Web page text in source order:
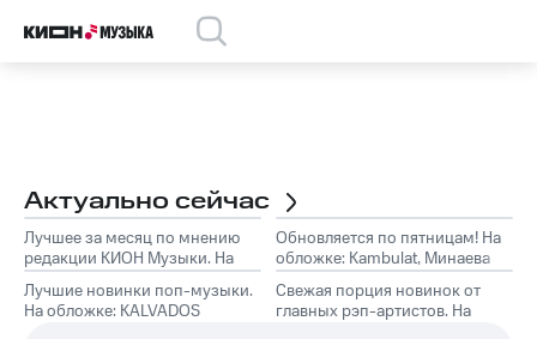
Актуально сейчас
Лучшее за месяц по мнению
редакции КИОН Музыки. На
обложке: Marselle
Обновляется по пятницам! На
обложке: Kambulat, Минаева
Лучшие новинки поп-музыки.
На обложке: KALVADOS
Свежая порция новинок от
главных рэп-артистов. На